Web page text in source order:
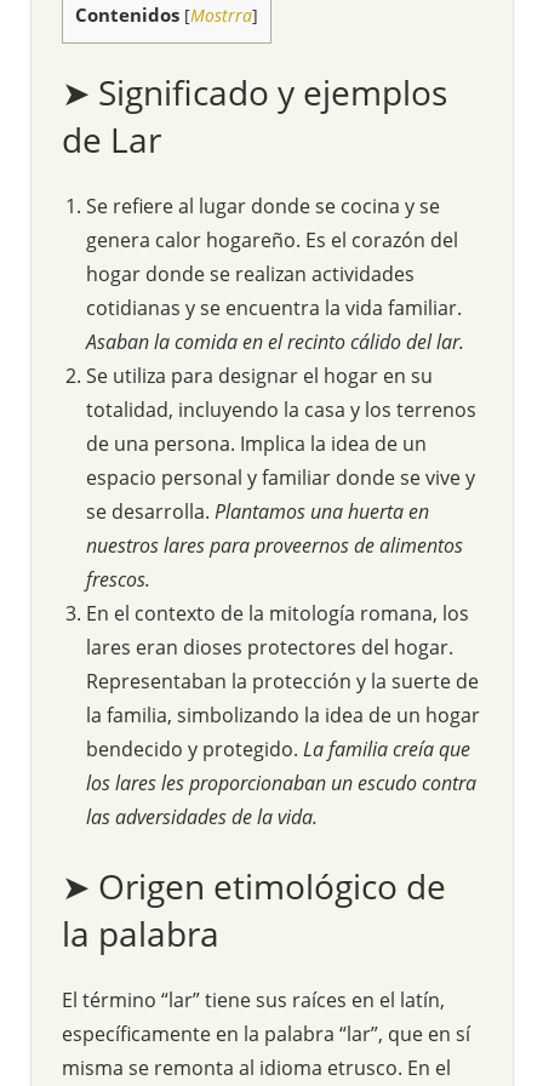
Contenidos [Mostrra]
➤ Significado y ejemplos
de Lar
Se refiere al lugar donde se cocina y se
genera calor hogareño. Es el corazón del
hogar donde se realizan actividades
cotidianas y se encuentra la vida familiar.
Asaban la comida en el recinto cálido del lar.
Se utiliza para designar el hogar en su
totalidad, incluyendo la casa y los terrenos
de una persona. Implica la idea de un
espacio personal y familiar donde se vive y
se desarrolla. Plantamos una huerta en
nuestros lares para proveernos de alimentos
frescos.
En el contexto de la mitología romana, los
lares eran dioses protectores del hogar.
Representaban la protección y la suerte de
la familia, simbolizando la idea de un hogar
bendecido y protegido. La familia creía que
los lares les proporcionaban un escudo contra
las adversidades de la vida.
➤ Origen etimológico de
la palabra
El término “lar” tiene sus raíces en el latín,
específicamente en la palabra “lar”, que en sí
misma se remonta al idioma etrusco. En el